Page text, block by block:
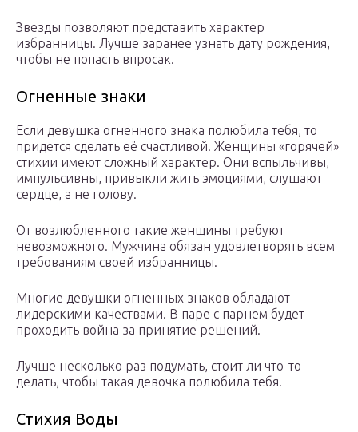
Звезды позволяют представить характер
избранницы. Лучше заранее узнать дату рождения,
чтобы не попасть впросак.
Огненные знаки
Если девушка огненного знака полюбила тебя, то
придется сделать её счастливой. Женщины «горячей»
стихии имеют сложный характер. Они вспыльчивы,
импульсивны, привыкли жить эмоциями, слушают
сердце, а не голову.
От возлюбленного такие женщины требуют
невозможного. Мужчина обязан удовлетворять всем
требованиям своей избранницы.
Многие девушки огненных знаков обладают
лидерскими качествами. В паре с парнем будет
проходить война за принятие решений.
Лучше несколько раз подумать, стоит ли что-то
делать, чтобы такая девочка полюбила тебя.
Стихия Воды